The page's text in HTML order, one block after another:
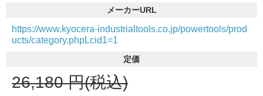
メーカーURL
https://www.kyocera-industrialtools.co.jp/powertools/prod
ucts/category.phpLcid1=1
定価
26,180 円(税込)